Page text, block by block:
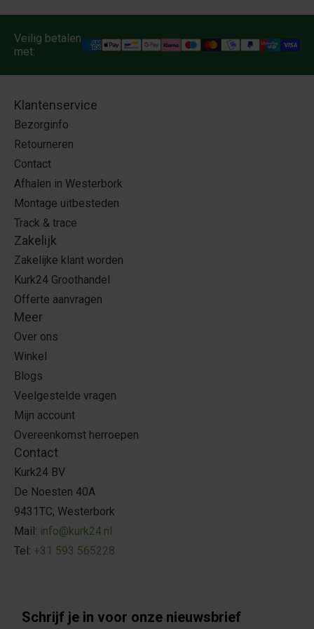
Veilig betalen
met:
Klantenservice
Bezorginfo
Retourneren
Contact
Afhalen in Westerbork
Montage uitbesteden
Track & trace
Zakelijk
Zakelijke klant worden
Kurk24 Groothandel
Offerte aanvragen
Meer
Over ons
Winkel
Blogs
Veelgestelde vragen
Mijn account
Overeenkomst herroepen
Contact
Kurk24 BV
De Noesten 40A
9431TC, Westerbork
Mail: info@kurk24.nl
Tel: +31 593 565228
Schrijf je in voor onze nieuwsbrief